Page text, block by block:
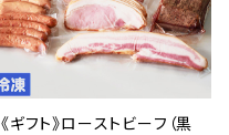
《ギフト》ローストビーフ（黒